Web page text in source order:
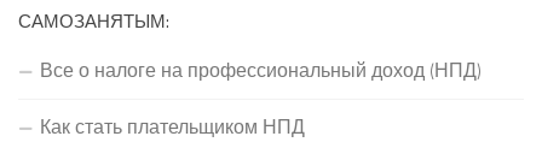
САМОЗАНЯТЫМ:
Все о налоге на профессиональный доход (НПД)
Как стать плательщиком НПД